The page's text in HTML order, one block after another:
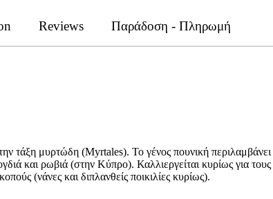
Reviews Παράδοση - Πληρωμή
τάξη μυρτώδη (Myrtales). Το γένος πουνική
και ρωβιά (στην Κύπρο). Καλλιεργείται κυρίως για
(νάνες και διπλανθείς ποικιλίες κυρίως).